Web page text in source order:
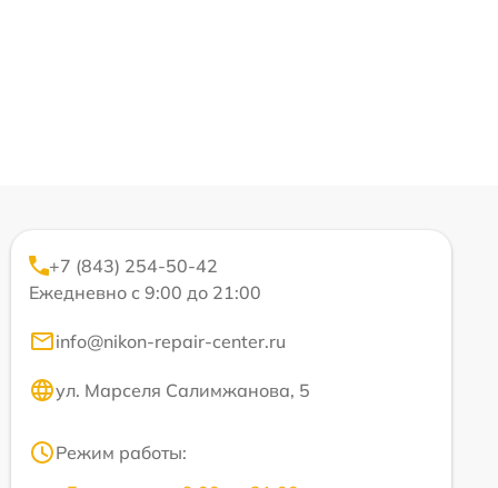
+7 (843) 254-50-42
Ежедневно с 9:00 до 21:00
info@nikon-repair-center.ru
ул. Марселя Салимжанова, 5
Режим работы: